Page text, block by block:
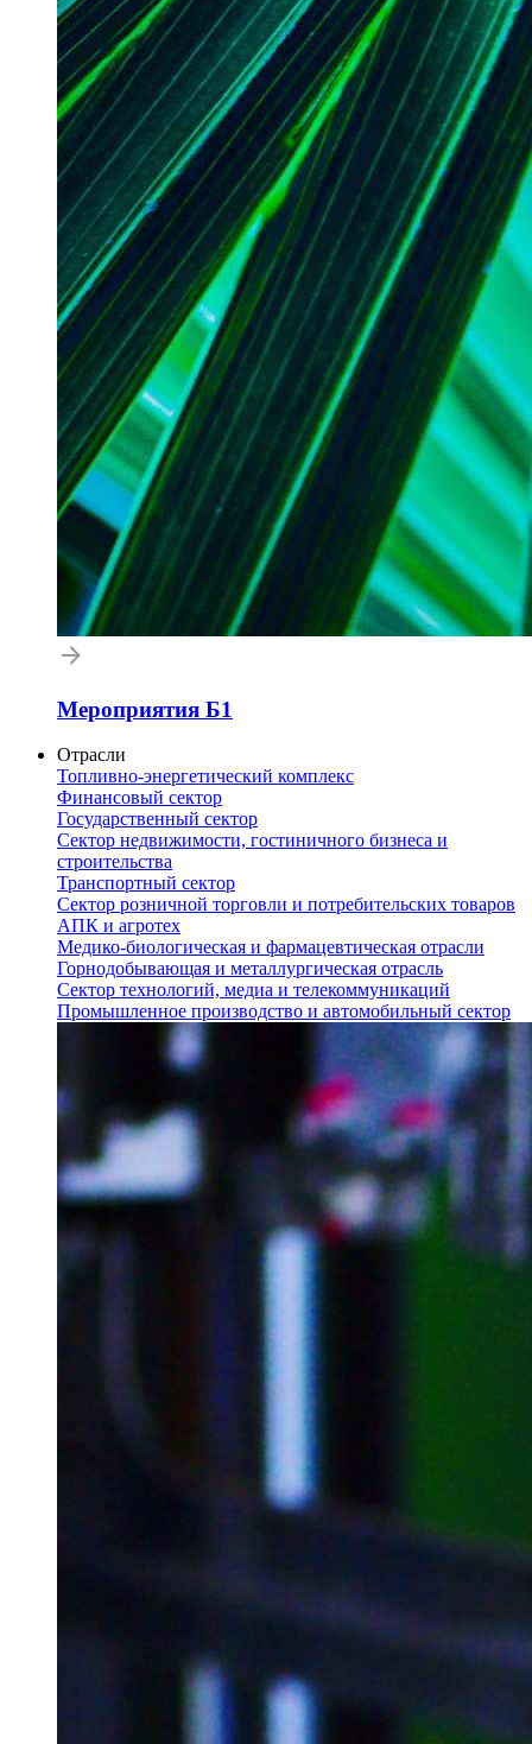
Мероприятия Б1
Отрасли
Топливно-энергетический комплекс
Финансовый сектор
Государственный сектор
Сектор недвижимости, гостиничного бизнеса и
строительства
Транспортный сектор
Сектор розничной торговли и потребительских товаров
АПК и агротех
Медико-биологическая и фармацевтическая отрасли
Горнодобывающая и металлургическая отрасль
Сектор технологий, медиа и телекоммуникаций
Промышленное производство и автомобильный сектор